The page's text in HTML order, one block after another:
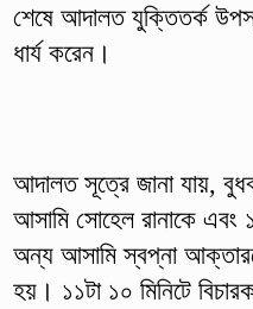
শেষে আদালত যুক্তিতর্ক
ধার্য করেন।
আদালত সূত্রে জানা যায়,
আসামি সোহেল রানাকে এবং
অন্য আসামি স্বপ্না
হয়। ১১টা ১০ মিনিটে